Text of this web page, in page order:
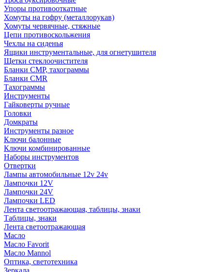
Упоры противооткатные
Хомуты на гофру (металлорукав)
Хомуты червячные, стяжные
Цепи противоскольжения
Чехлы на сиденья
Ящики инструментальные, для огнетушителя
Щетки стеклоочистителя
Бланки СМР, тахограммы
Бланки CMR
Тахограммы
Инструменты
Гайковерты ручные
Головки
Домкраты
Инструменты разное
Ключи балонные
Ключи комбинированные
Наборы инструментов
Отвертки
Лампы автомобильные 12v 24v
Лампочки 12V
Лампочки 24V
Лампочки LED
Лента светоотражающая, таблицы, знаки
Таблицы, знаки
Лента светоотражающая
Масло
Масло Favorit
Масло Mannol
Оптика, светотехника